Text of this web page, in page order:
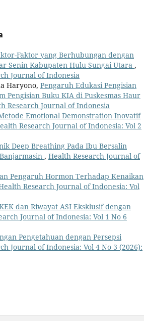
Faktor yang Berhubungan dengan
Senin Kabupaten Hulu Sungai Utara ,
Journal of Indonesia
Haryono, Pengaruh Edukasi Pengisian
Buku KIA di Puskesmas Haur
Research Journal of Indonesia
Emotional Demonstration Inovatif
Research Journal of Indonesia: Vol 2
Deep Breathing Pada Ibu Bersalin
, Health Research Journal of
Pengaruh Hormon Terhadap Kenaikan
Research Journal of Indonesia: Vol
dan Riwayat ASI Eksklusif dengan
Journal of Indonesia: Vol 1 No 6
Pengetahuan dengan Persepsi
Journal of Indonesia: Vol 4 No 3 (2026):